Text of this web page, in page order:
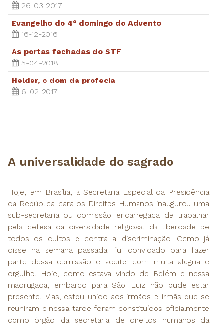
26-03-2017
Evangelho do 4° domingo do Advento
16-12-2016
As portas fechadas do STF
5-04-2018
Helder, o dom da profecia
6-02-2017
A universalidade do sagrado
Hoje, em Brasília, a Secretaria Especial da Presidência
da República para os Direitos Humanos inaugurou uma
sub-secretaria ou comissão encarregada de trabalhar
pela defesa da diversidade religiosa, da liberdade de
todos os cultos e contra a discriminação. Como já
disse na semana passada, fui convidado para fazer
parte dessa comissão e aceitei com muita alegria e
orgulho. Hoje, como estava vindo de Belém e nessa
madrugada, embarco para São Luiz não pude estar
presente. Mas, estou unido aos irmãos e irmãs que se
reuniram e nessa tarde foram constituídos oficialmente
como órgão da secretaria de direitos humanos da